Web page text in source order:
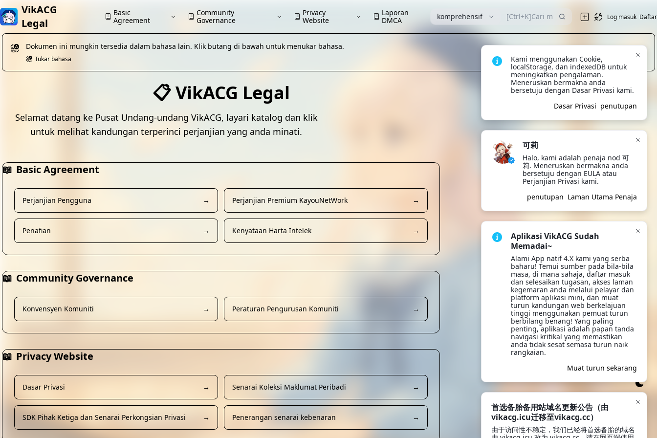
VikACG
Legal
Basic
Agreement
Community
Governance
Privacy
Website
Laporan
DMCA
komprehensif Log masuk Daftar
Dokumen ini mungkin tersedia dalam bahasa lain. Klik butang di bawah untuk menukar bahasa.
Tukar bahasa
📋 VikACG Legal
Selamat datang ke Pusat Undang-undang VikACG, layari katalog dan klik
untuk melihat kandungan terperinci perjanjian yang anda minati.
📖 Basic Agreement
Perjanjian Pengguna → Perjanjian Premium KayouNetWork →
Penafian → Kenyataan Harta Intelek →
📖 Community Governance
Konvensyen Komuniti → Peraturan Pengurusan Komuniti →
📖 Privacy Website
Dasar Privasi → Senarai Koleksi Maklumat Peribadi →
SDK Pihak Ketiga dan Senarai Perkongsian Privasi → Penerangan senarai kebenaran →
muat turun Apl
Kami menggunakan Cookie,
localStorage, dan indexedDB untuk
meningkatkan pengalaman.
Meneruskan bermakna anda
bersetuju dengan Dasar Privasi kami.
Dasar Privasi penutupan
可莉
Halo, kami adalah penaja nod 可
莉. Meneruskan bermakna anda
bersetuju dengan EULA atau
Perjanjian Privasi kami.
penutupan Laman Utama Penaja
Aplikasi VikACG Sudah
Memadai~
Alami App natif 4.X kami yang serba
baharu! Temui sumber pada bila-bila
masa, di mana sahaja, daftar masuk
dan selesaikan tugasan, akses laman
kegemaran anda melalui pelayar dan
platform aplikasi mini, dan muat
turun kandungan web berkelajuan
tinggi menggunakan pemuat turun
berbilang benang! Yang paling
penting, aplikasi adalah papan tanda
navigasi kritikal yang memastikan
anda tidak sesat semasa turun naik
rangkaian.
Muat turun sekarang
首选备胎备用站域名更新公告（由
vikacg.icu迁移至vikacg.cc）
由于访问性不稳定，我们已经将首选备胎的域名